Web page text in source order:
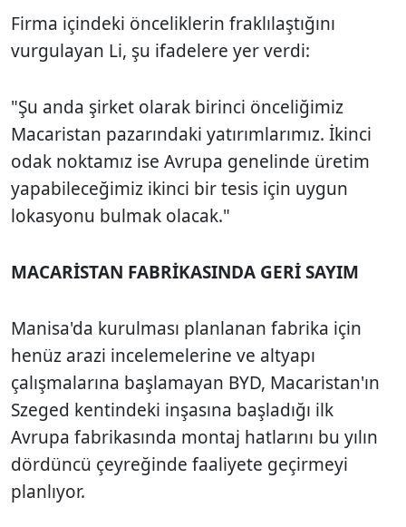
Firma içindeki önceliklerin fraklılaştığını
vurgulayan Li, şu ifadelere yer verdi:
"Şu anda şirket olarak birinci önceliğimiz
Macaristan pazarındaki yatırımlarımız. İkinci
odak noktamız ise Avrupa genelinde üretim
yapabileceğimiz ikinci bir tesis için uygun
lokasyonu bulmak olacak."
MACARİSTAN FABRİKASINDA GERİ SAYIM
Manisa'da kurulması planlanan fabrika için
henüz arazi incelemelerine ve altyapı
çalışmalarına başlamayan BYD, Macaristan'ın
Szeged kentindeki inşasına başladığı ilk
Avrupa fabrikasında montaj hatlarını bu yılın
dördüncü çeyreğinde faaliyete geçirmeyi
planlıyor.